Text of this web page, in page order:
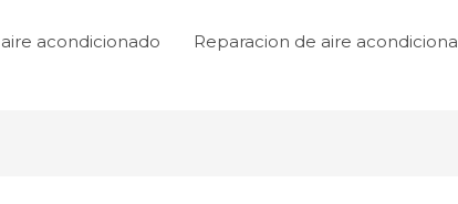
acondicionado
Reparacion de aire